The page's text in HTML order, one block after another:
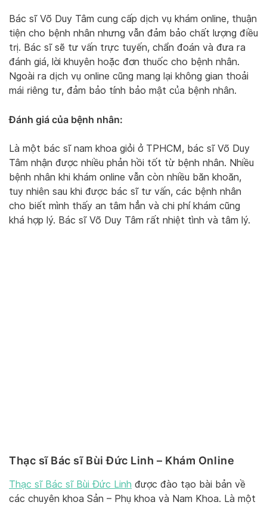
Bác sĩ Võ Duy Tâm cung cấp dịch vụ khám online, thuận
tiện cho bệnh nhân nhưng vẫn đảm bảo chất lượng điều
trị. Bác sĩ sẽ tư vấn trực tuyến, chẩn đoán và đưa ra
đánh giá, lời khuyên hoặc đơn thuốc cho bệnh nhân.
Ngoài ra dịch vụ online cũng mang lại không gian thoải
mái riêng tư, đảm bảo tính bảo mật của bệnh nhân.
Đánh giá của bệnh nhân:
Là một bác sĩ nam khoa giỏi ở TPHCM, bác sĩ Võ Duy
Tâm nhận được nhiều phản hồi tốt từ bệnh nhân. Nhiều
bệnh nhân khi khám online vẫn còn nhiều băn khoăn,
tuy nhiên sau khi được bác sĩ tư vấn, các bệnh nhân
cho biết mình thấy an tâm hẳn và chi phí khám cũng
khá hợp lý. Bác sĩ Võ Duy Tâm rất nhiệt tình và tâm lý.
Thạc sĩ Bác sĩ Bùi Đức Linh – Khám Online
Thạc sĩ Bác sĩ Bùi Đức Linh được đào tạo bài bản về
các chuyên khoa Sản – Phụ khoa và Nam Khoa. Là một